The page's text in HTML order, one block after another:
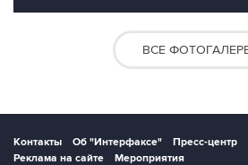
ВСЕ
Контакты Об "Интерфаксе" Пресс-центр
Реклама на сайте
Мероприятия